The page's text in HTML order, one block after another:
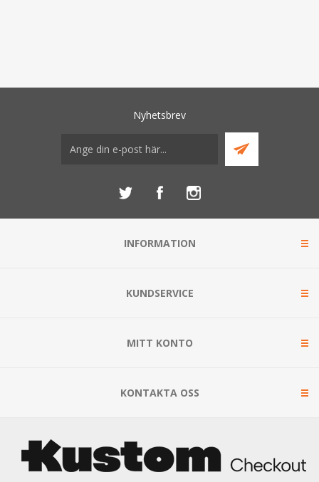
Nyhetsbrev
INFORMATION
KUNDSERVICE
MITT KONTO
KONTAKTA OSS